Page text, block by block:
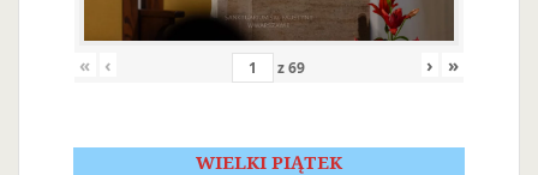
« ‹ z69 › »
WIELKI PIĄTEK